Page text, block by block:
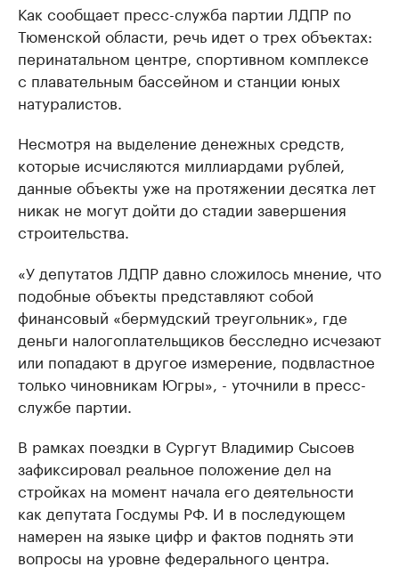
Как сообщает пресс-служба партии ЛДПР по
Тюменской области, речь идет о трех объектах:
перинатальном центре, спортивном комплексе
с плавательным бассейном и станции юных
натуралистов.
Несмотря на выделение денежных средств,
которые исчисляются миллиардами рублей,
данные объекты уже на протяжении десятка лет
никак не могут дойти до стадии завершения
строительства.
«У депутатов ЛДПР давно сложилось мнение, что
подобные объекты представляют собой
финансовый «бермудский треугольник», где
деньги налогоплательщиков бесследно исчезают
или попадают в другое измерение, подвластное
только чиновникам Югры», - уточнили в пресс-
службе партии.
В рамках поездки в Сургут Владимир Сысоев
зафиксировал реальное положение дел на
стройках на момент начала его деятельности
как депутата Госдумы РФ. И в последующем
намерен на языке цифр и фактов поднять эти
вопросы на уровне федерального центра.